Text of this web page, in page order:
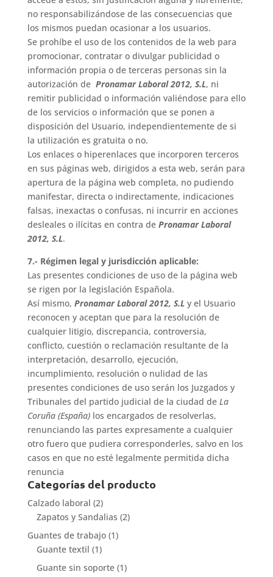
no responsabilizándose de las consecuencias que
los mismos puedan ocasionar a los usuarios.
Se prohíbe el uso de los contenidos de la web para
promocionar, contratar o divulgar publicidad o
información propia o de terceras personas sin la
autorización de Pronamar Laboral 2012, S.L, ni
remitir publicidad o información valiéndose para ello
de los servicios o información que se ponen a
disposición del Usuario, independientemente de si
la utilización es gratuita o no.
Los enlaces o hiperenlaces que incorporen terceros
en sus páginas web, dirigidos a esta web, serán para
apertura de la página web completa, no pudiendo
manifestar, directa o indirectamente, indicaciones
falsas, inexactas o confusas, ni incurrir en acciones
desleales o ilícitas en contra de Pronamar Laboral
2012, S.L.
7.- Régimen legal y jurisdicción aplicable:
Las presentes condiciones de uso de la página web
se rigen por la legislación Española.
Así mismo, Pronamar Laboral 2012, S.Ly el Usuario
reconocen y aceptan que para la resolución de
cualquier litigio, discrepancia, controversia,
conflicto, cuestión o reclamación resultante de la
interpretación, desarrollo, ejecución,
incumplimiento, resolución o nulidad de las
presentes condiciones de uso serán los Juzgados y
Tribunales del partido judicial de la ciudad de La
Coruña (España)los encargados de resolverlas,
renunciando las partes expresamente a cualquier
otro fuero que pudiera corresponderles, salvo en los
casos en que no esté legalmente permitida dicha
renuncia
Categorías del producto
Calzado laboral (2)
Zapatos y Sandalias (2)
Guantes de trabajo (1)
Guante textil (1)
Guante sin soporte (1)